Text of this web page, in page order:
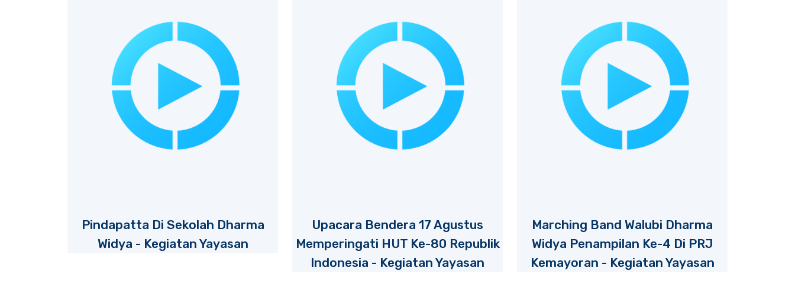
Pindapatta Di Sekolah Dharma
Widya - Kegiatan Yayasan
Upacara Bendera 17 Agustus
Memperingati HUT Ke-80 Republik
Indonesia - Kegiatan Yayasan
Marching Band Walubi Dharma
Widya Penampilan Ke-4 Di PRJ
Kemayoran - Kegiatan Yayasan